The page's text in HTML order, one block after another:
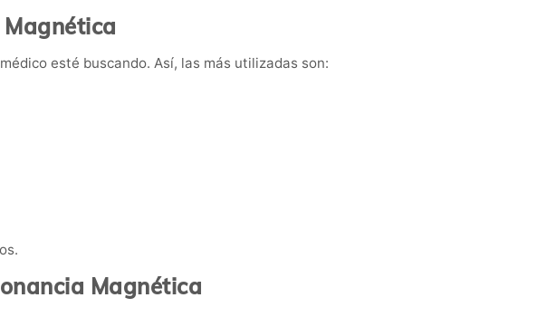
esté buscando. Así, las más utilizadas son:
Magnética